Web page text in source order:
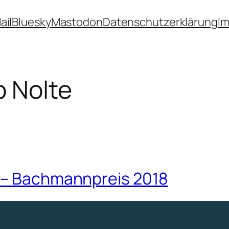
BlueskyMastodonDatenschutzerklärung
Nolte
Bachmannpreis 2018